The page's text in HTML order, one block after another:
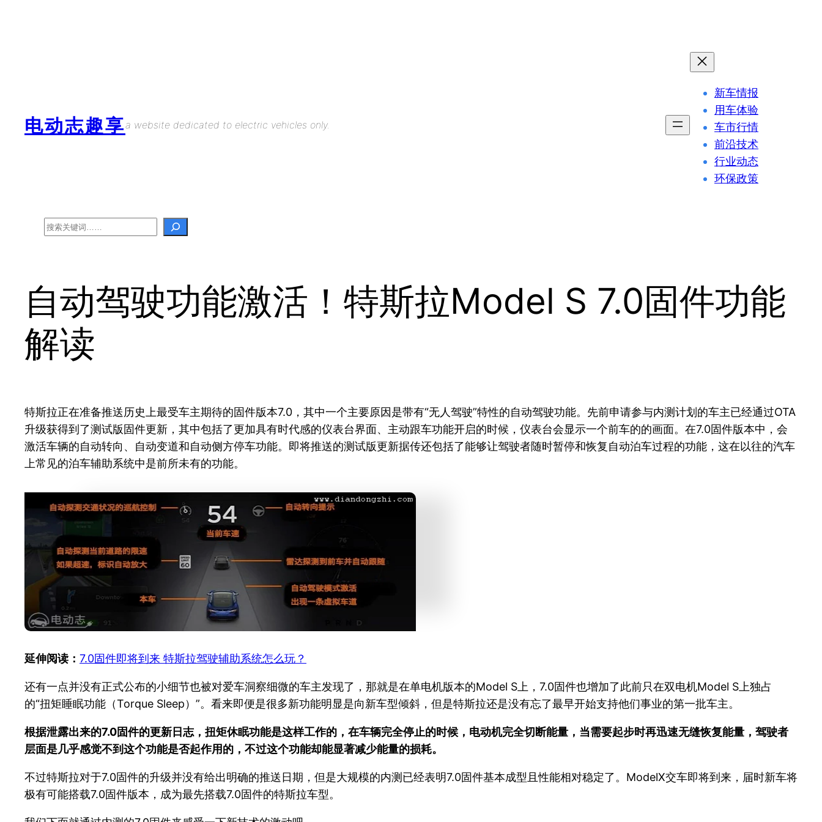
电动志趣享a website dedicated to electric vehicles only.
新车情报
用车体验
车市行情
前沿技术
行业动态
环保政策
Search
自动驾驶功能激活！特斯拉Model S 7.0固件功能
解读
特斯拉正在准备推送历史上最受车主期待的固件版本7.0，其中一个主要原因是带有“无人驾驶”特性的自动驾驶功能。先前申请参与内测计划的车主已经通过OTA
升级获得到了测试版固件更新，其中包括了更加具有时代感的仪表台界面、主动跟车功能开启的时候，仪表台会显示一个前车的的画面。在7.0固件版本中，会
激活车辆的自动转向、自动变道和自动侧方停车功能。即将推送的测试版更新据传还包括了能够让驾驶者随时暂停和恢复自动泊车过程的功能，这在以往的汽车
上常见的泊车辅助系统中是前所未有的功能。
延伸阅读： 7.0固件即将到来 特斯拉驾驶辅助系统怎么玩？
还有一点并没有正式公布的小细节也被对爱车洞察细微的车主发现了，那就是在单电机版本的Model S上，7.0固件也增加了此前只在双电机Model S上独占
的“扭矩睡眠功能（Torque Sleep）”。看来即便是很多新功能明显是向新车型倾斜，但是特斯拉还是没有忘了最早开始支持他们事业的第一批车主。
根据泄露出来的7.0固件的更新日志，扭矩休眠功能是这样工作的，在车辆完全停止的时候，电动机完全切断能量，当需要起步时再迅速无缝恢复能量，驾驶者
层面是几乎感觉不到这个功能是否起作用的，不过这个功能却能显著减少能量的损耗。
不过特斯拉对于7.0固件的升级并没有给出明确的推送日期，但是大规模的内测已经表明7.0固件基本成型且性能相对稳定了。ModelX交车即将到来，届时新车将
极有可能搭载7.0固件版本，成为最先搭载7.0固件的特斯拉车型。